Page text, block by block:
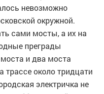
невозможно
окружной.
сами мосты, а их на
преграды
и два моста
трассе около тридцати
электричка не